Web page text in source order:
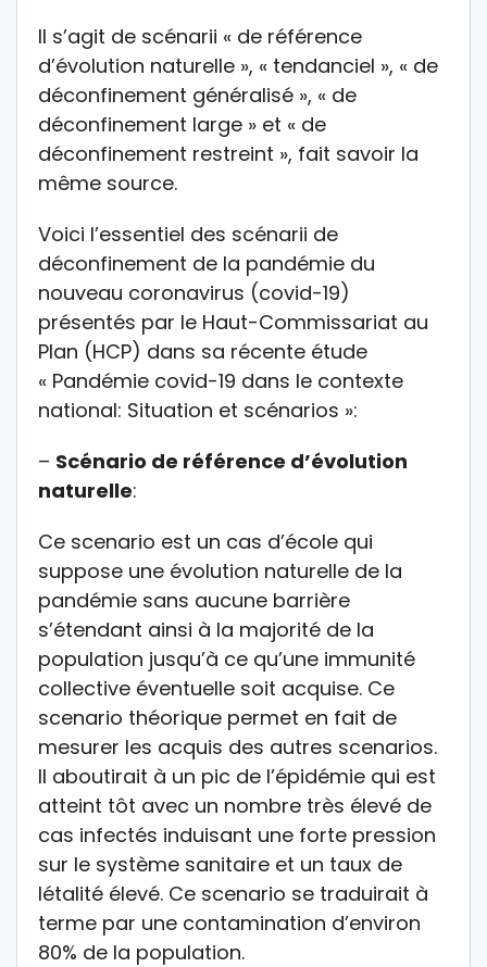
Il s’agit de scénarii « de référence
d’évolution naturelle », « tendanciel », « de
déconfinement généralisé », « de
déconfinement large » et « de
déconfinement restreint », fait savoir la
même source.
Voici l’essentiel des scénarii de
déconfinement de la pandémie du
nouveau coronavirus (covid-19)
présentés par le Haut-Commissariat au
Plan (HCP) dans sa récente étude
« Pandémie covid-19 dans le contexte
national: Situation et scénarios »:
– Scénario de référence d’évolution
naturelle:
Ce scenario est un cas d’école qui
suppose une évolution naturelle de la
pandémie sans aucune barrière
s’étendant ainsi à la majorité de la
population jusqu’à ce qu’une immunité
collective éventuelle soit acquise. Ce
scenario théorique permet en fait de
mesurer les acquis des autres scenarios.
Il aboutirait à un pic de l’épidémie qui est
atteint tôt avec un nombre très élevé de
cas infectés induisant une forte pression
sur le système sanitaire et un taux de
létalité élevé. Ce scenario se traduirait à
terme par une contamination d’environ
80% de la population.